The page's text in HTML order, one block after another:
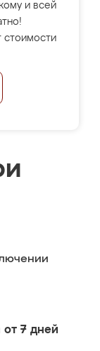
и всей
стоимости
от 7 дней